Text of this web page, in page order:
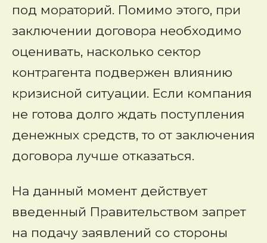
под мораторий. Помимо этого, при
заключении договора необходимо
оценивать, насколько сектор
контрагента подвержен влиянию
кризисной ситуации. Если компания
не готова долго ждать поступления
денежных средств, то от заключения
договора лучше отказаться.
На данный момент действует
введенный Правительством запрет
на подачу заявлений со стороны